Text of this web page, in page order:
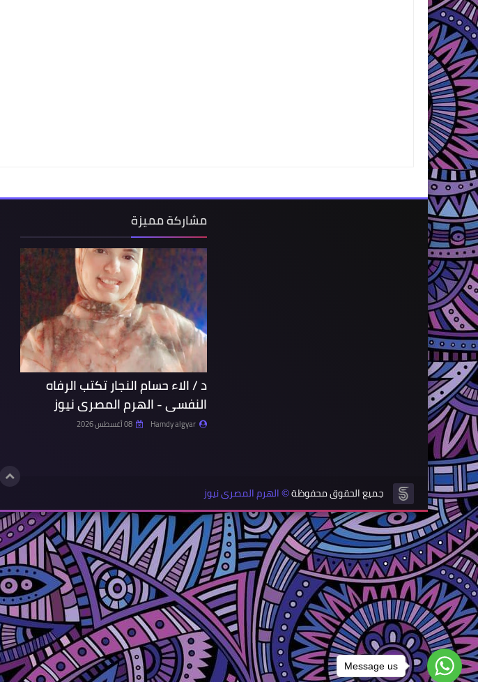
مشاركة مميزة
د / الاء حسام النجار تكتب الرفاه
النفسى - الهرم المصرى نيوز
Hamdy algyar 08 أغسطس 2026
جميع الحقوق محفوظة© الهرم المصرى نيوز
Message us